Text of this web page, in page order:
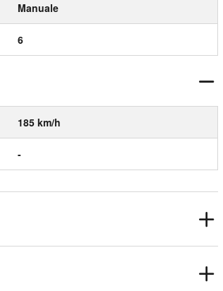
Manuale
6
185 km/h
-